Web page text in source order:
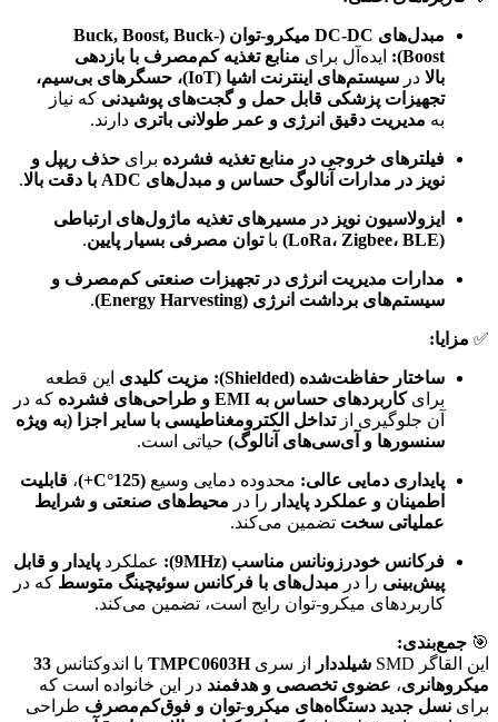
مبدل‌های DC-DC میکرو-توان (Buck, Boost, Buck-
Boost):
ایده‌آل برای منابع تغذیه کم‌مصرف با بازدهی
بالا در
سیستم‌های اینترنت اشیا (IoT)، حسگرهای بی‌سیم،
تجهیزات پزشکی قابل حمل و گجت‌های پوشیدنی که نیاز
به مدیریت دقیق انرژی و عمر طولانی باتری دارند.
فیلترهای خروجی در منابع تغذیه فشرده برای حذف ریپل و
نویز در مدارات آنالوگ حساس و مبدل‌های ADC با دقت بالا
.
ایزولاسیون نویز در مسیرهای تغذیه ماژول‌های ارتباطی
(LoRa، Zigbee، BLE)
باتوان مصرفی بسیار پایین.
مدارات مدیریت انرژی در تجهیزات صنعتی کم‌مصرف و
سیستم‌های برداشت انرژی (Energy Harvesting)
.
✅ مزایا:
ساختار حفاظت‌شده (Shielded): مزیت کلیدی این قطعه
برایکاربردهای حساس به EMI و طراحی‌های فشرده
که در
آن جلوگیری ازتداخل الکترومغناطیسی با سایر اجزا (به ویژه
سنسورها و آی‌سی‌های آنالوگ) حیاتی است.
پایداری دمایی عالی: محدوده دمایی وسیع (125°C+) ، قابلیت
اطمینان و عملکرد پایدار را در محیط‌های صنعتی و شرایط
عملیاتی سخت تضمین می‌کند.
فرکانس خودرزونانس مناسب (9MHz): عملکرد پایدار و قابل
پیش‌بینی را در مبدل‌های با فرکانس سوئیچینگ متوسط که در
کاربردهای میکرو-توان رایج است، تضمین می‌کند.
🎯 جمع‌بندی:
این القاگر SMD
شیلددار از سریTMPC0603H با اندوکتانس 33
میکروهانری، عضوی تخصصی و هدفمند در این خانواده است که
برای نسل جدید دستگاه‌های میکرو-توان و فوق‌کم‌مصرف طراحی